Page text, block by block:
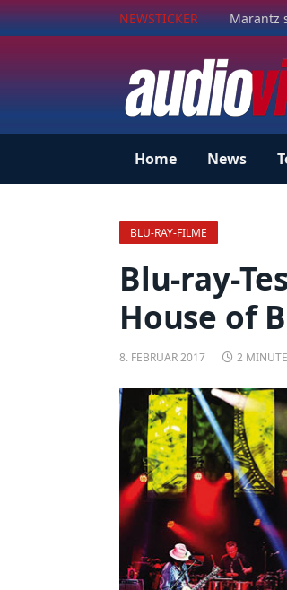
NEWSTICKER Marantz
Home News
BLU-RAY-FILME
Blu-ray-
House of
8. FEBRUAR 2017 2